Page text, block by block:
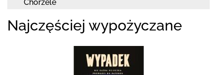
Chorzele
Najczęściej wypożyczane